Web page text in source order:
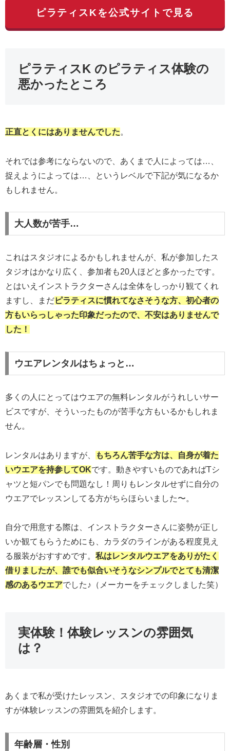
ピラティスKを公式サイトで見る
ピラティスK のピラティス体験の
悪かったところ
正直とくにはありませんでした。
それでは参考にならないので、あくまで人によっては…、
捉えようによっては…、というレベルで下記が気になるか
もしれません。
大人数が苦手…
これはスタジオによるかもしれませんが、私が参加したス
タジオはかなり広く、参加者も20人ほどと多かったです。
とはいえインストラクターさんは全体をしっかり観てくれ
ますし、まだピラティスに慣れてなさそうな方、初心者の
方もいらっしゃった印象だったので、不安はありませんで
した！
ウエアレンタルはちょっと…
多くの人にとってはウエアの無料レンタルがうれしいサー
ビスですが、そういったものが苦手な方もいるかもしれま
せん。
レンタルはありますが、
もちろん苦手な方は、自身が着た
いウエアを持参してOKです。動きやすいものであればTシ
ャツと短パンでも問題なし！周りもレンタルせずに自分の
ウエアでレッスンしてる方がちらほらいました〜。
自分で用意する際は、インストラクターさんに姿勢が正し
いか観てもらうためにも、カラダのラインがある程度見え
る服装がおすすめです。 私はレンタルウエアをありがたく
借りましたが、誰でも似合いそうなシンプルでとても清潔
感のあるウエアでした♪（メーカーをチェックしました笑）
実体験！体験レッスンの雰囲気
は？
あくまで私が受けたレッスン、スタジオでの印象になりま
すが体験レッスンの雰囲気を紹介します。
年齢層・性別